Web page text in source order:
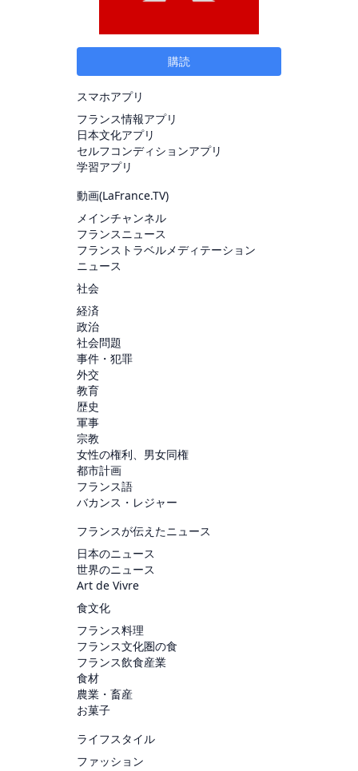
購読
スマホアプリ
フランス情報アプリ
日本文化アプリ
セルフコンディションアプリ
学習アプリ
動画(LaFrance.TV)
メインチャンネル
フランスニュース
フランストラベルメディテーション
ニュース
社会
経済
政治
社会問題
事件・犯罪
外交
教育
歴史
軍事
宗教
女性の権利、男女同権
都市計画
フランス語
バカンス・レジャー
フランスが伝えたニュース
日本のニュース
世界のニュース
Art de Vivre
食文化
フランス料理
フランス文化圏の食
フランス飲食産業
食材
農業・畜産
お菓子
ライフスタイル
ファッション